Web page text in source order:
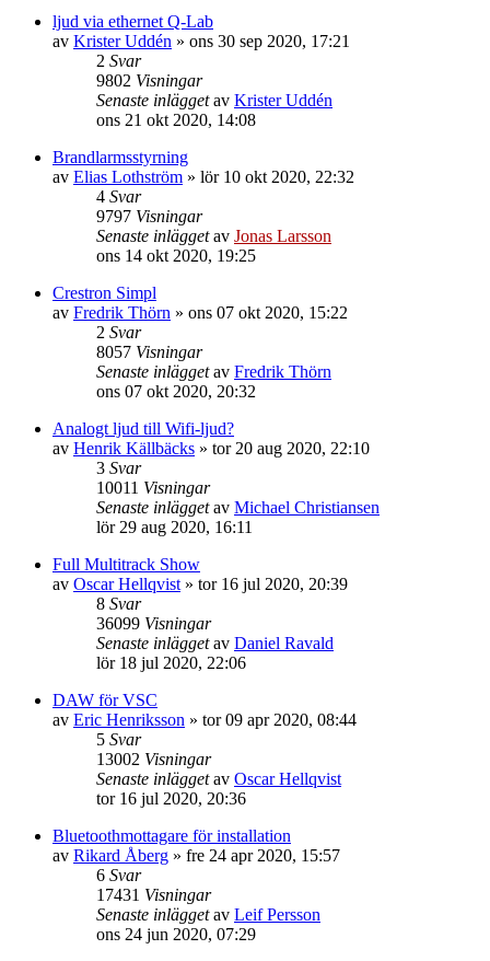
ljud via ethernet Q-Lab
av Krister Uddén » ons 30 sep 2020, 17:21
2 Svar
9802 Visningar
Senaste inläggetav Krister Uddén
ons 21 okt 2020, 14:08
Brandlarmsstyrning
av Elias Lothström » lör 10 okt 2020, 22:32
4 Svar
9797 Visningar
Senaste inläggetav Jonas Larsson
ons 14 okt 2020, 19:25
Crestron Simpl
av Fredrik Thörn » ons 07 okt 2020, 15:22
2 Svar
8057 Visningar
Senaste inläggetav Fredrik Thörn
ons 07 okt 2020, 20:32
Analogt ljud till Wifi-ljud?
av Henrik Källbäcks » tor 20 aug 2020, 22:10
3 Svar
10011 Visningar
Senaste inläggetav Michael Christiansen
lör 29 aug 2020, 16:11
Full Multitrack Show
av Oscar Hellqvist » tor 16 jul 2020, 20:39
8 Svar
36099 Visningar
Senaste inläggetav Daniel Ravald
lör 18 jul 2020, 22:06
DAW för VSC
av Eric Henriksson » tor 09 apr 2020, 08:44
5 Svar
13002 Visningar
Senaste inläggetav Oscar Hellqvist
tor 16 jul 2020, 20:36
Bluetoothmottagare för installation
av Rikard Åberg » fre 24 apr 2020, 15:57
6 Svar
17431 Visningar
Senaste inläggetav Leif Persson
ons 24 jun 2020, 07:29